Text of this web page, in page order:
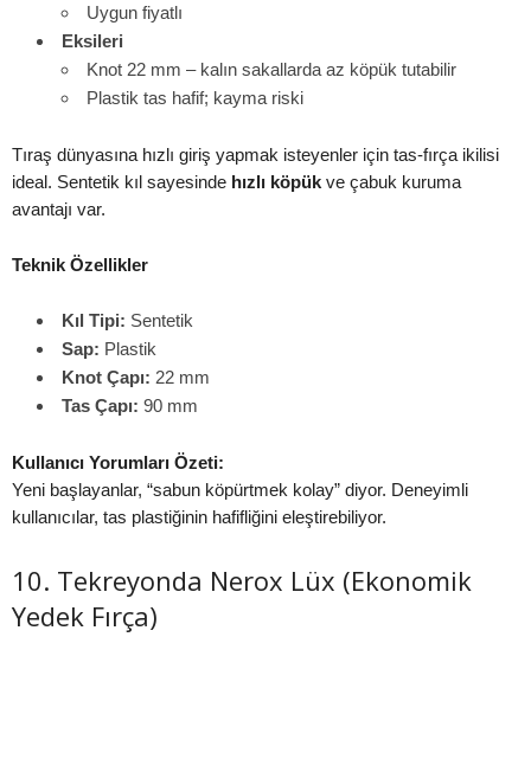
Uygun fiyatlı
Eksileri
Knot 22 mm – kalın sakallarda az köpük tutabilir
Plastik tas hafif; kayma riski
Tıraş dünyasına hızlı giriş yapmak isteyenler için tas-fırça ikilisi
ideal. Sentetik kıl sayesinde hızlı köpük ve çabuk kuruma
avantajı var.
Teknik Özellikler
Kıl Tipi: Sentetik
Sap: Plastik
Knot Çapı: 22 mm
Tas Çapı: 90 mm
Kullanıcı Yorumları Özeti:
Yeni başlayanlar, “sabun köpürtmek kolay” diyor. Deneyimli
kullanıcılar, tas plastiğinin hafifliğini eleştirebiliyor.
10. Tekreyonda Nerox Lüx (Ekonomik
Yedek Fırça)